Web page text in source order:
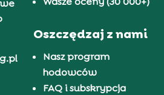
Oszczędzaj z nami
Nasz program
hodowców
FAQ i subskrypcja